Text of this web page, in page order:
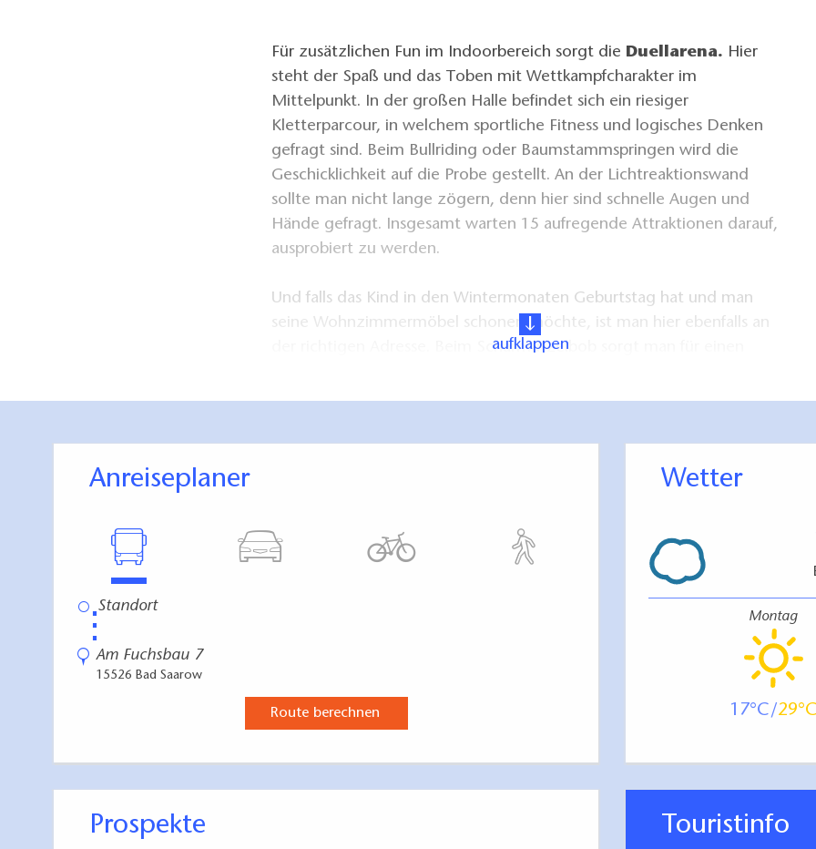
Für zusätzlichen Fun im Indoorbereich sorgt die Duellarena. Hier
steht der Spaß und das Toben mit Wettkampfcharakter im
Mittelpunkt. In der großen Halle befindet sich ein riesiger
Kletterparcour, in welchem sportliche Fitness und logisches Denken
gefragt sind. Beim Bullriding oder Baumstammspringen wird die
Geschicklichkeit auf die Probe gestellt. An der Lichtreaktionswand
sollte man nicht lange zögern, denn hier sind schnelle Augen und
Hände gefragt. Insgesamt warten 15 aufregende Attraktionen darauf,
ausprobiert zu werden.
Und falls das Kind in den Wintermonaten Geburtstag hat und man
seine Wohnzimmermöbel schonen möchte, ist man hier ebenfalls an
der richtigen Adresse. Beim Scharmützelbob sorgt man für einen
immer ein Imbiss um den großen und kleinen Hunger zwischendurch.
der Feuerschale aufgewärmt werden.
Familienfeiern werden arrangiert. Der nahe Scharmützelsee mit seinen
zahlreichen Ausflugszielen, sowie der Aussichtsturm in den Rauner
Bergen machen einen Tagesausflug perfekt. Zu zahlreichen
dem Kletterpark Arbora
oder dem Schwapp in Fürstenwalde
aufklappen
Anreiseplaner
⋮
Am Fuchsbau 7
15526 Bad Saarow
Route berechnen
Wetter
Montag
17 29
Prospekte Touristinfo